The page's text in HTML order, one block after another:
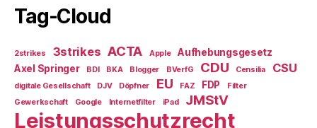
Tag-Cloud
2strikes 3strikes ACTA Apple
Aufhebungsgesetz
Axel Springer
BDI BKA Blogger BVerfG CDU Censilia CSU
digitale Gesellschaft DJV Döpfner EU FAZ FDP
Filter
Gewerkschaft
Google Internetfilter iPad JMStV
Leistungsschutzrecht